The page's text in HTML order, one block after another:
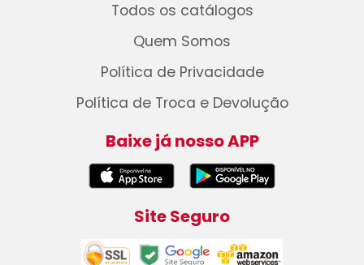
Todos os catálogos
Quem Somos
Política de Privacidade
Política de Troca e Devolução
Baixe já nosso APP
Site Seguro